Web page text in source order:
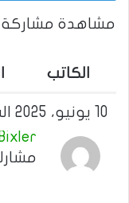
مشاهدة مشاركة
الكاتب
10 يونيو، 2025 الساعة 10:51 م